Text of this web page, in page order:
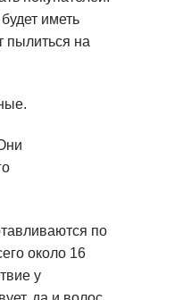
иметь
пылиться на
по
около 16
у